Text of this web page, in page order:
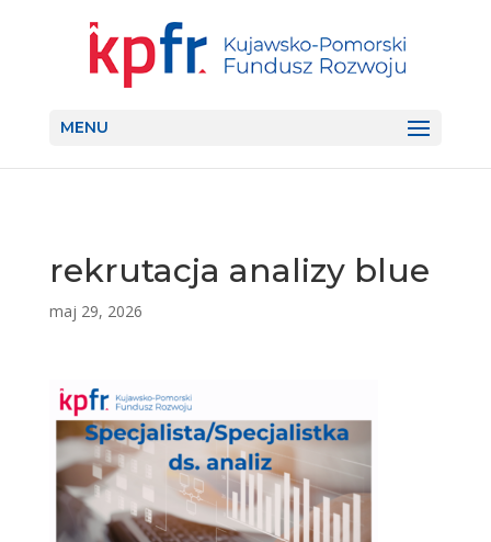
MENU
rekrutacja analizy blue
maj 29, 2026